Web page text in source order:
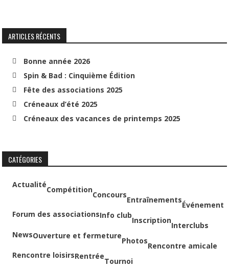
ARTICLES RÉCENTS
Bonne année 2026
Spin & Bad : Cinquième Édition
Fête des associations 2025
Créneaux d’été 2025
Créneaux des vacances de printemps 2025
CATÉGORIES
Actualité
Compétition
Concours
Entraînements
Événement
Forum des associationsInfo club
Inscription
Interclubs
NewsOuverture et fermeture
Photos
Rencontre amicale
Rencontre loisirsRentrée
Tournoi